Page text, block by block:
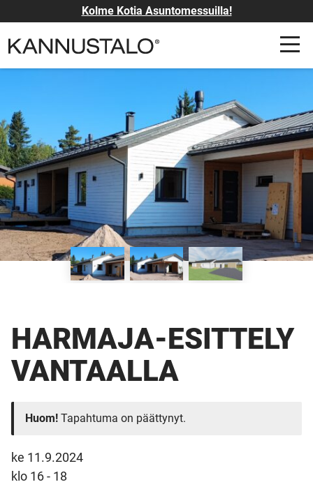
Kolme Kotia Asuntomessuilla!
HARMAJA-ESITTELY
VANTAALLA
Huom! Tapahtuma on päättynyt.
ke 11.9.2024
klo 16 - 18